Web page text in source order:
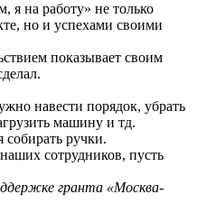
я на работу» не только
но и успехами своими
показывает своим
навести порядок, убрать
машину и тд.
собирать ручки.
сотрудников, пусть
гранта «Москва-